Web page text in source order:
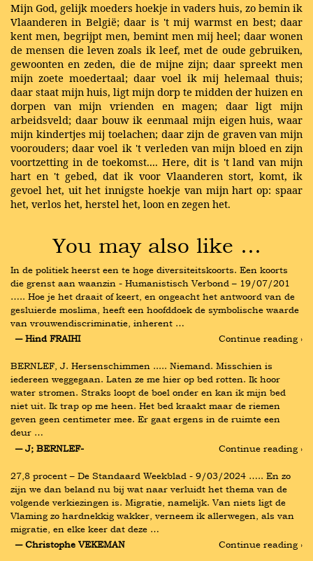
Mijn God, gelijk moeders hoekje in vaders huis, zo bemin ik
Vlaanderen in België; daar is 't mij warmst en best; daar
kent men, begrijpt men, bemint men mij heel; daar wonen
de mensen die leven zoals ik leef, met de oude gebruiken,
gewoonten en zeden, die de mijne zijn; daar spreekt men
mijn zoete moedertaal; daar voel ik mij helemaal thuis;
daar staat mijn huis, ligt mijn dorp te midden der huizen en
dorpen van mijn vrienden en magen; daar ligt mijn
arbeidsveld; daar bouw ik eenmaal mijn eigen huis, waar
mijn kindertjes mij toelachen; daar zijn de graven van mijn
voorouders; daar voel ik 't verleden van mijn bloed en zijn
voortzetting in de toekomst.... Here, dit is 't land van mijn
hart en 't gebed, dat ik voor Vlaanderen stort, komt, ik
gevoel het, uit het innigste hoekje van mijn hart op: spaar
het, verlos het, herstel het, loon en zegen het.
You may also like …
In de politiek heerst een te hoge diversiteitskoorts. Een koorts
die grenst aan waanzin - Humanistisch Verbond – 19/07/201
….. Hoe je het draait of keert, en ongeacht het antwoord van de
gesluierde moslima, heeft een hoofddoek de symbolische waarde
van vrouwendiscriminatie, inherent …
― Hind FRAIHI
Continue reading ›
BERNLEF, J. Hersenschimmen ..... Niemand. Misschien is
iedereen weggegaan. Laten ze me hier op bed rotten. Ik hoor
water stromen. Straks loopt de boel onder en kan ik mijn bed
niet uit. Ik trap op me heen. Het bed kraakt maar de riemen
geven geen centimeter mee. Er gaat ergens in de ruimte een
deur …
― J; BERNLEF-
Continue reading ›
27,8 procent – De Standaard Weekblad - 9/03/2024 ….. En zo
zijn we dan beland nu bij wat naar verluidt het thema van de
volgende verkiezingen is. Migratie, namelijk. Van niets ligt de
Vlaming zo hardnekkig wakker, verneem ik allerwegen, als van
migratie, en elke keer dat deze …
― Christophe VEKEMAN
Continue reading ›